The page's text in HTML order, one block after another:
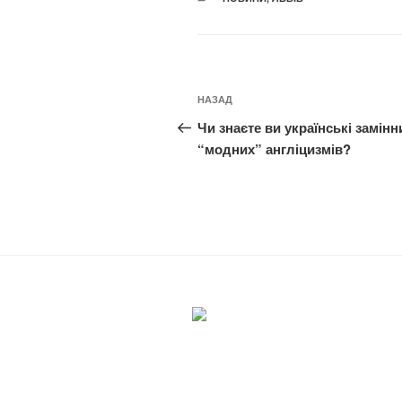
Навігація
записів
Попередній
запис:
НАЗАД
Чи знаєте ви українські
“модних” англіцизмів?